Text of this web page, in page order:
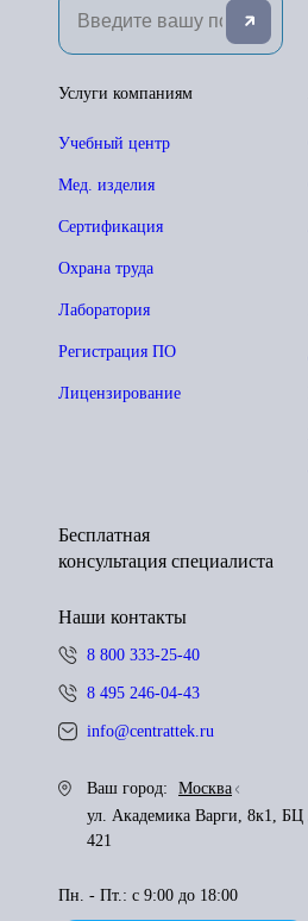
Услуги компаниям
Учебный центр
Мед. изделия
Сертификация
Охрана труда
Лаборатория
Регистрация ПО
Лицензирование
Бесплатная
консультация специалиста
Наши контакты
8 800 333-25-40
8 495 246-04-43
info@centrattek.ru
Ваш город:
Москва
ул. Академика Варги, 8к1,
421
Пн. - Пт.: с 9:00 до 18:00